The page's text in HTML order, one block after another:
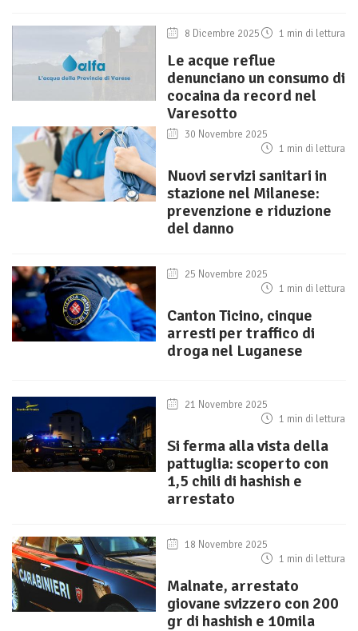
8 Dicembre 2025 1 min di lettura
Le acque reflue
denunciano un consumo di
cocaina da record nel
Varesotto
30 Novembre 2025
1 min di lettura
Nuovi servizi sanitari in
stazione nel Milanese:
prevenzione e riduzione
del danno
25 Novembre 2025
1 min di lettura
Canton Ticino, cinque
arresti per traffico di
droga nel Luganese
21 Novembre 2025
1 min di lettura
Si ferma alla vista della
pattuglia: scoperto con
1,5 chili di hashish e
arrestato
18 Novembre 2025
1 min di lettura
Malnate, arrestato
giovane svizzero con 200
gr di hashish e 10mila